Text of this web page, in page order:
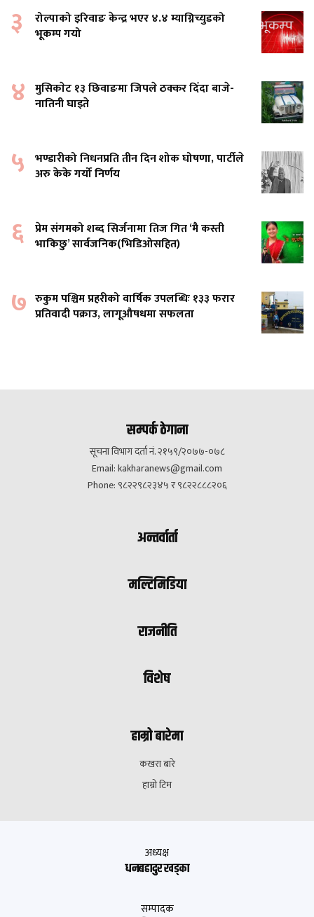
३
रोल्पाको इरिवाङ केन्द्र भएर ४.४ म्याग्निच्युडको
भूकम्प गयो
४ मुसिकाेट १३ छिवाङमा जिपले ठक्कर दिँदा बाजे-
नातिनी घाइते
५ भण्डारीको निधनप्रति तीन दिन शोक घोषणा, पार्टीले
अरु केके गर्यो निर्णय
६ प्रेम संगमको शब्द सिर्जनामा तिज गित ‘मै कस्ती
भाकिछु’ सार्वजनिक(भिडिओसहित)
७ रुकुम पश्चिम प्रहरीको वार्षिक उपलब्धिः १३३ फरार
प्रतिवादी पक्राउ, लागूऔषधमा सफलता
सम्पर्क ठेगाना
सूचना विभाग दर्ता नं. २१५९/२०७७-०७८
Email:kakharanews@gmail.com
Phone: ९८२२९८२३४५ र ९८२२८८८२०६
अन्तर्वार्ता
मल्टिमिडिया
राजनीति
विशेष
हाम्रो बारेमा
कखरा बारे
हाम्रो टिम
अध्यक्ष
धनबहादुर खड्का
सम्पादक